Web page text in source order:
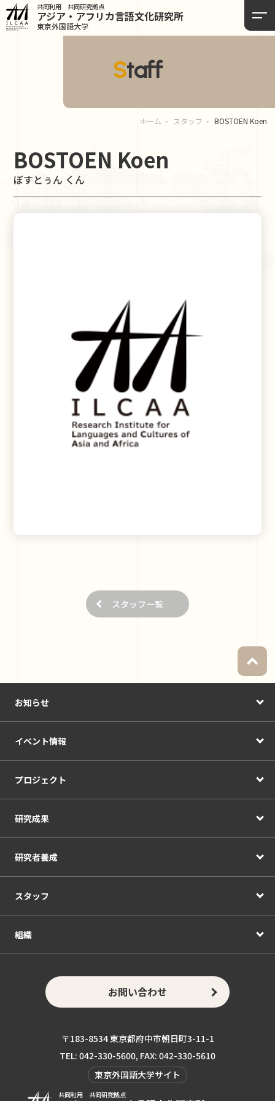
共同利用 共同研究拠点
アジア・アフリカ言語文化研究所
東京外国語大学
Staff
ホーム スタッフ BOSTOEN Koen
BOSTOEN Koen
ぼすとぅん くん
スタッフ一覧
お知らせ
イベント情報
プロジェクト
研究成果
研究者養成
スタッフ
組織
お問い合わせ
〒183-8534 東京都府中市朝日町3-11-1
TEL: 042-330-5600, FAX: 042-330-5610
東京外国語大学サイト
共同利用 共同研究拠点